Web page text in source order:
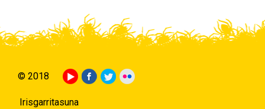
© 2018
Irisgarritasuna